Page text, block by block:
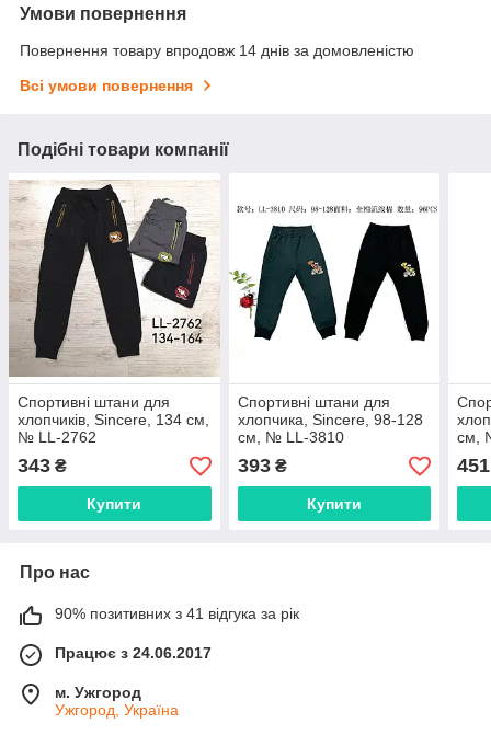
Умови повернення
Повернення товару впродовж 14 днів за домовленістю
Всі умови повернення
Подібні товари компанії
Спортивні штани для
хлопчиків, Sincere, 134 см,
№ LL-2762
343 ₴
Купити
Спортивні штани для
хлопчика, Sincere, 98-128
см, № LL-3810
393₴
Купити
см,
451
Про нас
90% позитивних з 41 відгука за рік
Працює з 24.06.2017
м. Ужгород
Ужгород, Україна